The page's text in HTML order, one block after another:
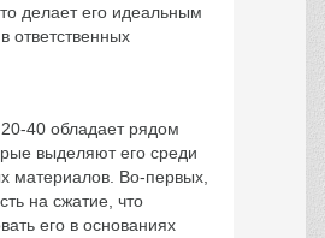
делает его идеальным
ответственных
40 обладает рядом
выделяют его среди
материалов. Во-первых,
на сжатие, что
его в основаниях